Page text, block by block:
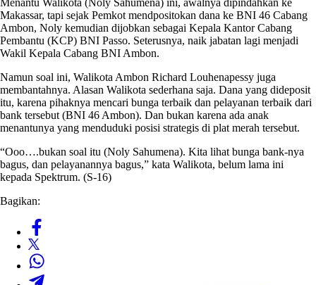
Makassar, tapi sejak Pemkot mendpositokan dana ke BNI 46 Cabang
Ambon, Noly kemudian dijobkan sebagai Kepala Kantor Cabang
Pembantu (KCP) BNI Passo. Seterusnya, naik jabatan lagi menjadi
Wakil Kepala Cabang BNI Ambon.
Namun soal ini, Walikota Ambon Richard Louhenapessy juga
membantahnya. Alasan Walikota sederhana saja. Dana yang dideposit
itu, karena pihaknya mencari bunga terbaik dan pelayanan terbaik dari
bank tersebut (BNI 46 Ambon). Dan bukan karena ada anak
menantunya yang menduduki posisi strategis di plat merah tersebut.
“Ooo….bukan soal itu (Noly Sahumena). Kita lihat bunga bank-nya
bagus, dan pelayanannya bagus,” kata Walikota, belum lama ini
kepada Spektrum. (S-16)
Bagikan: